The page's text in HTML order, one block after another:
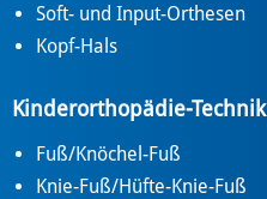
Soft- und Input-Orthesen
Kopf-Hals
Kinderorthopädie-Technik
Fuß/Knöchel-Fuß
Knie-Fuß/Hüfte-Knie-Fuß